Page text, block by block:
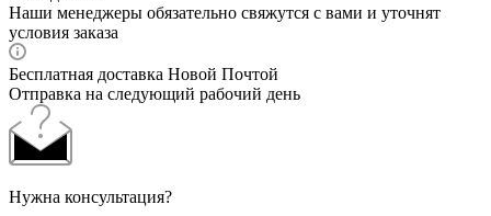
Наши менеджеры обязательно свяжутся с вами и уточнят
условия заказа
Бесплатная доставка Новой Почтой
Отправка на следующий рабочий день
Нужна консультация?